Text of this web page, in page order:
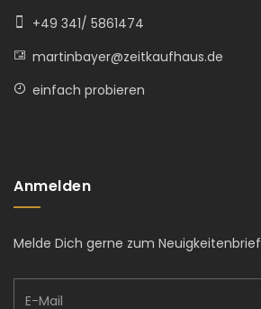
+49 341/ 5861474
martinbayer@zeitkaufhaus.de
einfach probieren
Anmelden
Melde Dich gerne zum